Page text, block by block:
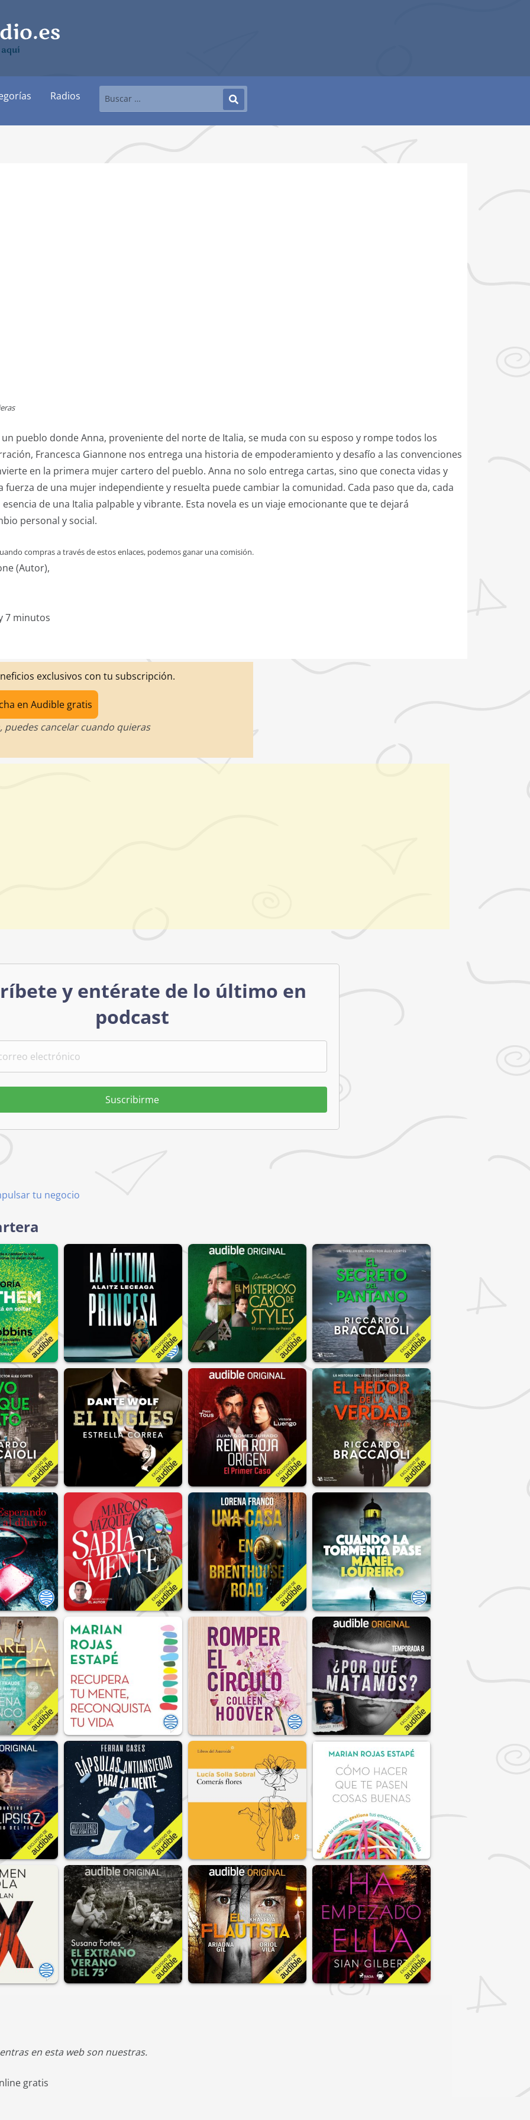
Radios
pueblo donde Anna, proveniente del norte de Italia, se muda con su esposo y rompe todos los
Francesca Giannone nos entrega una historia de empoderamiento y desafío a las convenciones
en la primera mujer cartero del pueblo. Anna no solo entrega cartas, sino que conecta vidas y
de una mujer independiente y resuelta puede cambiar la comunidad. Cada paso que da, cada
de una Italia palpable y vibrante. Esta novela es un viaje emocionante que te dejará
personal y social.
compras a través de estos enlaces, podemos ganar una comisión.
(Autor),
7 minutos
exclusivos con tu subscripción.
en Audible gratis
puedes cancelar cuando quieras
y entérate de lo último en
podcast
Suscribirme
tu negocio
en esta web son nuestras.
gratis